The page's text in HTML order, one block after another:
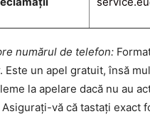
numărul de telefon:
Este un apel gratuit, însă
la apelare dacă nu au
vă că tastați exact